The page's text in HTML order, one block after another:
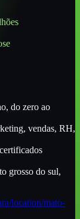
do zero ao
vendas, RH,
grosso do sul,
location/mato-